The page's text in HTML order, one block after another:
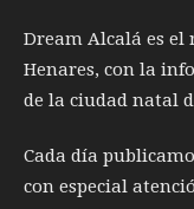
Dream Alcalá es
Henares, con la
de la ciudad natal
Cada día
con especial